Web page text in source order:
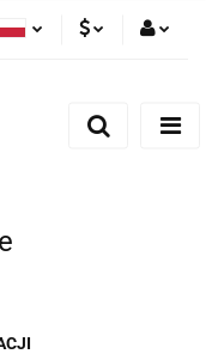
EUR
Zarejestruj się